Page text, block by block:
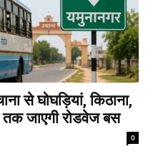
से घोघड़ियां, किठाना,
जाएगी रोडवेज बस
0